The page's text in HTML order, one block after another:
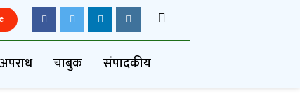
अपराध चाबुक संपादकीय